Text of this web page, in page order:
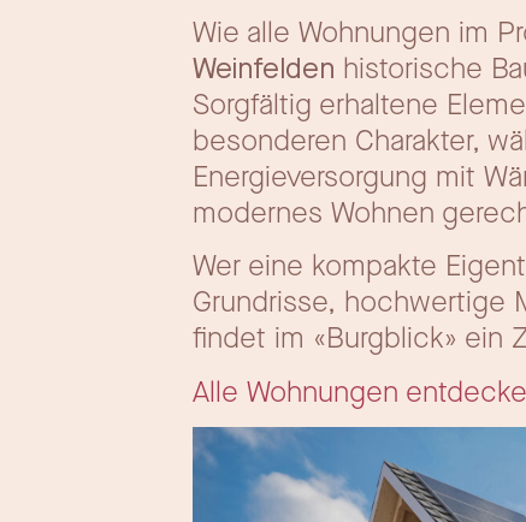
Wie alle Wohnungen im
Weinfelden historische
Sorgfältig erhaltene
besonderen Charakter,
Energieversorgung mit
modernes Wohnen
Wer eine kompakte
Grundrisse, hochwertige
findet im «Burgblick» ein
Alle Wohnungen